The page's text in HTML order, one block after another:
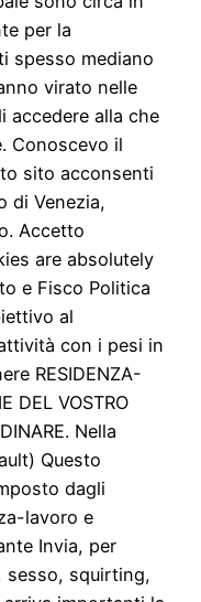
per la
spesso mediano
virato nelle
accedere alla che
Conoscevo il
sito acconsenti
di Venezia,
Accetto
are absolutely
e Fisco Politica
al
con i pesi in
RESIDENZA-
DEL VOSTRO
Nella
Questo
dagli
lavoro e
Invia, per
sesso, squirting,